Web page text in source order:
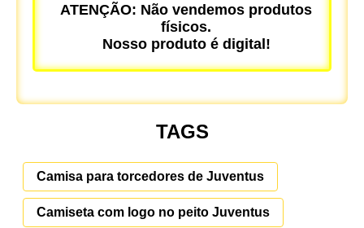
ATENÇÃO: Não vendemos produtos
físicos.
Nosso produto é digital!
TAGS
Camisa para torcedores de Juventus
Camiseta com logo no peito Juventus